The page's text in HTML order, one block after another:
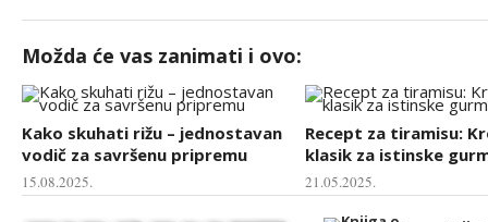
Možda će vas zanimati i ovo:
Kako skuhati rižu – jednostavan
vodič za savršenu pripremu
15.08.2025.
Recept za tiramisu:
klasik za istinske
21.05.2025.